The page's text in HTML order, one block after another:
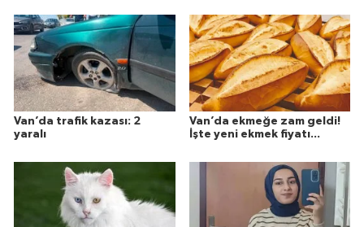
Van’da trafik kazası: 2
yaralı
Van’da ekmeğe zam geldi!
İşte yeni ekmek fiyatı...